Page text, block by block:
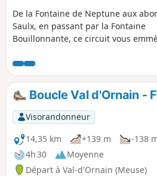
De la Fontaine de Neptune aux
Saulx, en passant par la Fontaine
Bouillonnante, ce circuit vous
eaux. Cette randonnée offre deux
distinctes : une première plus avec
parcours en forêt et une seconde qui
emprunte principalement des
blancs.
Boucle Val d'Ornain -
Visorandonneur
14,35 km
+139 m
-138
4h 30
Moyenne
Départ à Val-d'Ornain (Meuse)